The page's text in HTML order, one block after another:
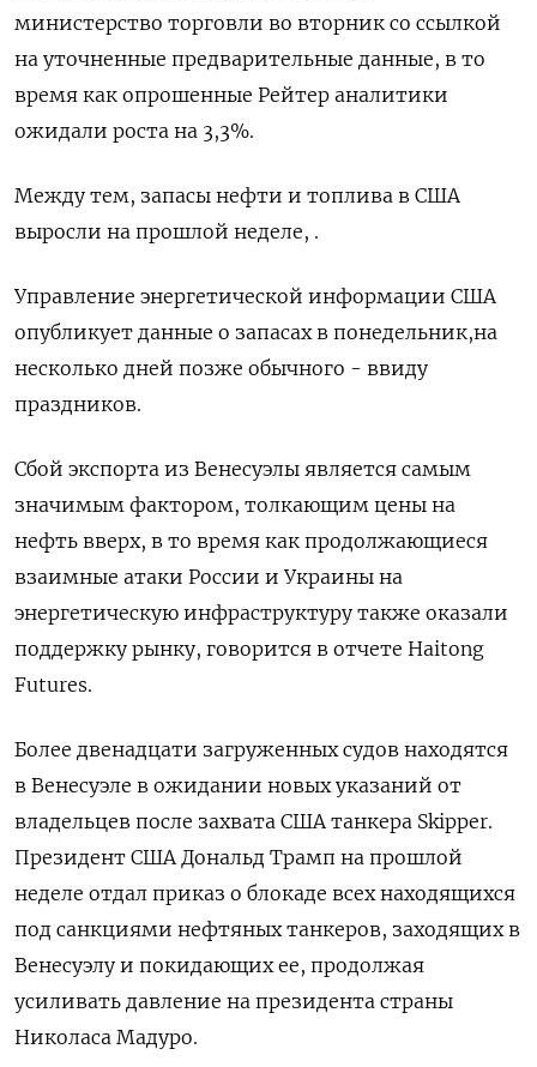
министерство торговли во вторник со ссылкой
на уточненные предварительные данные, в то
время как опрошенные Рейтер аналитики
ожидали роста на 3,⁠3%.
Между тем, запасы нефти и топлива ‍в США
выросли на прошлой неделе, .
Управление энергетической информации США
опубликует данные о запасах в ‌понедельник,на
несколько дней позже обычного - ввиду
праздников.
Сбой экспорта из Венесуэлы является самым
значимым фактором, толкающим цены на
нефть вверх, в то время как продолжающиеся
взаимные атаки России и Украины на
энергетическую инфраструктуру также оказали
поддержку рынку, говорится в отчете Haitong
Futures.
Более двенадцати загруженных судов находятся
в Венесуэле в ожидании новых указаний от
владельцев ‍после захвата США танкера Skipper.
Президент ‍США Дональд Трамп на прошлой
неделе отдал приказ о блокаде всех находящихся
под санкциями нефтяных танкеров, заходящих ‍в
Венесуэлу и покидающих ее, продолжая
усиливать давление на президента страны
Николаса Мадуро.